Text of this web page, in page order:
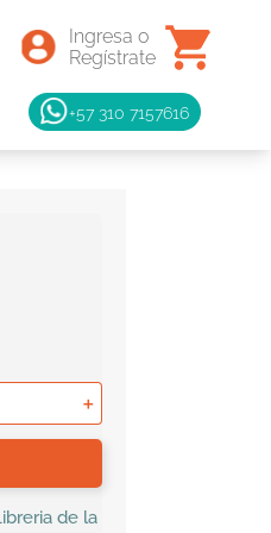
+57 310 7157616
＋
de la